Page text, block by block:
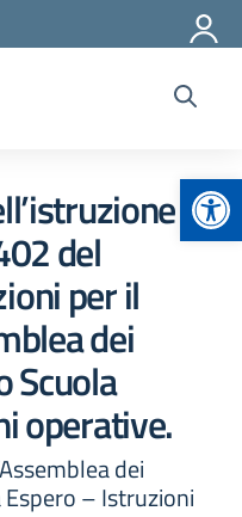
e
del
per il
dei
Scuola
operative.
dei
– Istruzioni